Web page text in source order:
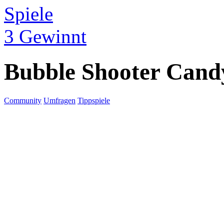
Spiele
3 Gewinnt
Bubble Shooter
Community Umfragen Tippspiele